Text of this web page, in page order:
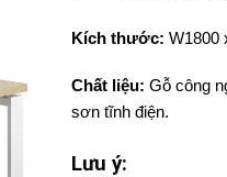
Kích thước: W1800
Chất liệu: Gỗ công
sơn tĩnh điện.
Lưu ý: